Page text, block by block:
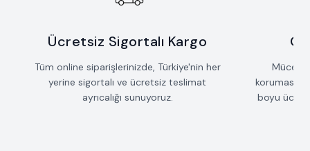
Ücretsiz Sigortalı Kargo
Tüm online siparişlerinizde, Türkiye'nin her
yerine sigortalı ve ücretsiz teslimat
ayrıcalığı sunuyoruz.
koruması
boyu